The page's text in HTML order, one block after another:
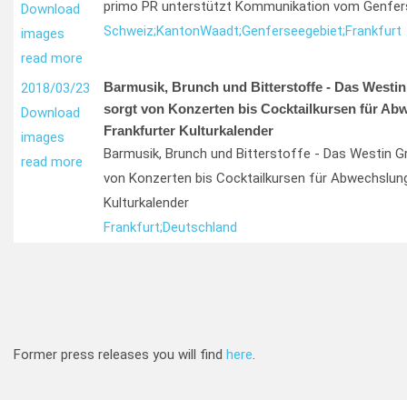
Download
images
read more
primo PR unterstützt Kommunikation vom
Schweiz;KantonWaadt;Genferseegebiet;Frankfurt
2018/03/23
Download
images
read more
Barmusik, Brunch und Bitterstoffe - Das
sorgt von Konzerten bis Cocktailkursen für
Frankfurter Kulturkalender
Barmusik, Brunch und Bitterstoffe - Das Westin
von Konzerten bis Cocktailkursen für
Kulturkalender
Frankfurt;Deutschland
Former press releases you will find here.